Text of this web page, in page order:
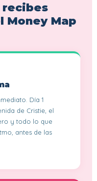
recibes
Money Map
Día 1
de Cristie, el
y todo lo que
antes de las